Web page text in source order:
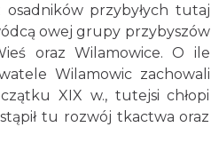
osadników przybyłych tutaj
owej grupy przybyszów
oraz Wilamowice. O ile
Wilamowic zachowali
XIX w., tutejsi chłopi
tu rozwój tkactwa oraz